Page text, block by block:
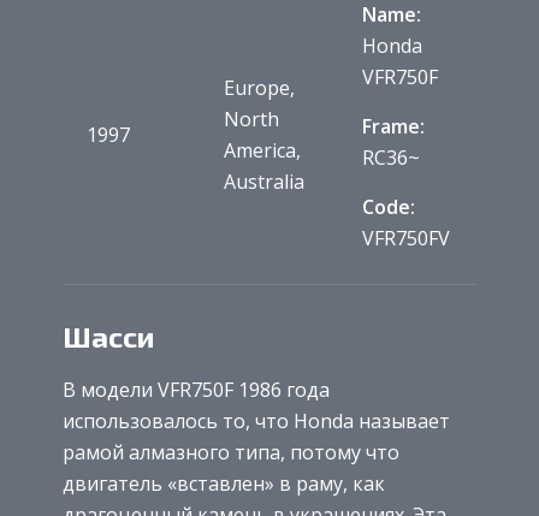
1997
Europe,
North
America,
Australia
Name:
Honda
VFR750F
Frame:
RC36~
Code:
VFR750FV
Шасси
В модели VFR750F 1986 года
использовалось то, что Honda называет
рамой алмазного типа, потому что
двигатель «вставлен» в раму, как